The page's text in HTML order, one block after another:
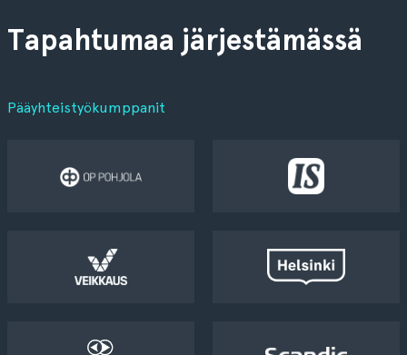
Tapahtumaa järjestämässä
Pääyhteistyökumppanit